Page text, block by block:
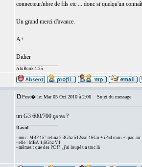
connecteur/nbre de fils etc ... donc si quelqu'un
Un grand merci d'avance.
A+
Didier
AluBook 1.25
Post� le: Mar 05 Oct 2010 à 2:06 Sujet du message:
un G3 600/700 ça va ?
David
- moi : MBP 15" retina 2.3Ghz 512ssd 16Go + iPad mini + ipad air
- elle : MBA 1,6Ghz V1
- mômes : que des PC !?!, j'ai loupé un truc là